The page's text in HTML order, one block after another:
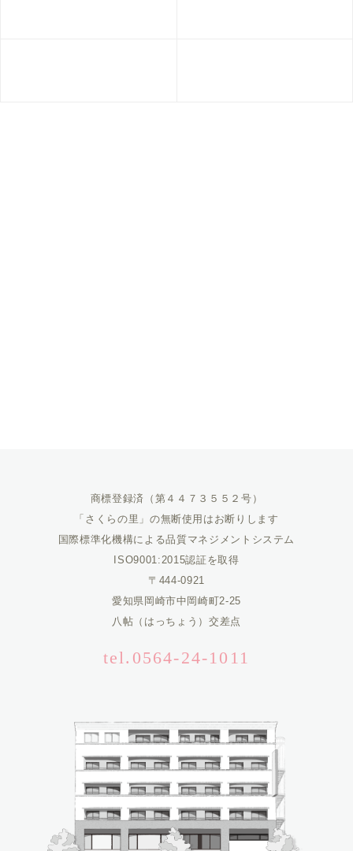
商標登録済（第４４７３５５２号）
「さくらの里」の無断使用はお断りします
国際標準化機構による品質マネジメントシステム
ISO9001:2015認証を取得
〒444-0921
愛知県岡崎市中岡崎町2-25
八帖（はっちょう）交差点
tel.0564-24-1011